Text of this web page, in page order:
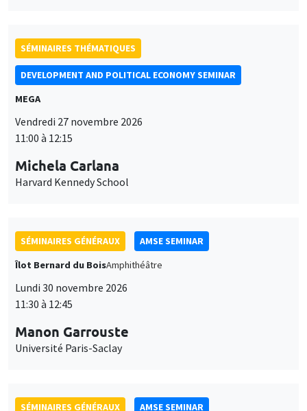
SÉMINAIRES THÉMATIQUES
DEVELOPMENT AND POLITICAL ECONOMY SEMINAR
MEGA
11:00 à 12:15
Harvard Kennedy School
SÉMINAIRES GÉNÉRAUX
AMSE SEMINAR
Îlot Bernard du BoisAmphithéâtre
11:30 à 12:45
Université Paris-Saclay
SÉMINAIRES GÉNÉRAUX AMSE SEMINAR